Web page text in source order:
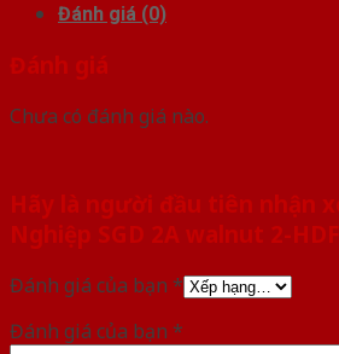
Đánh giá (0)
Đánh giá
Chưa có đánh giá nào.
Hãy là người đầu tiên nhận
Nghiệp SGD 2A walnut 2-
Đánh giá của bạn *
Đánh giá của bạn *